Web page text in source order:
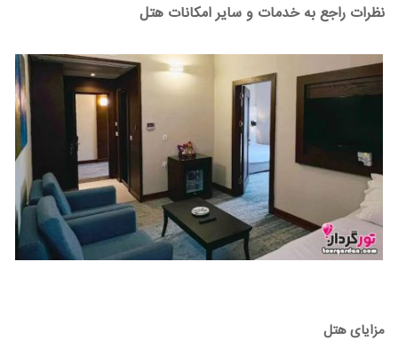
نظرات راجع به خدمات و سایر امکانات هتل
مزایای هتل